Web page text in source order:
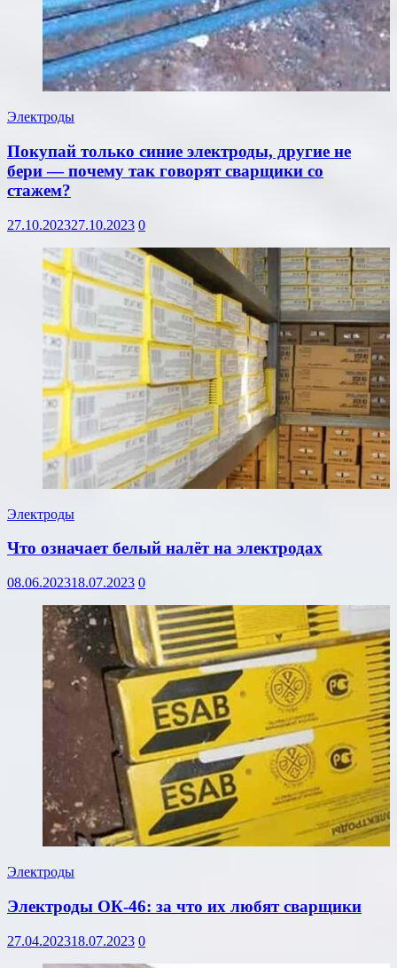
Электроды
Покупай только синие электроды, другие не
бери — почему так говорят сварщики со
стажем?
27.10.202327.10.2023 0
Электроды
Что означает белый налёт на электродах
08.06.202318.07.2023 0
Электроды
Электроды ОК-46: за что их любят сварщики
27.04.202318.07.2023 0